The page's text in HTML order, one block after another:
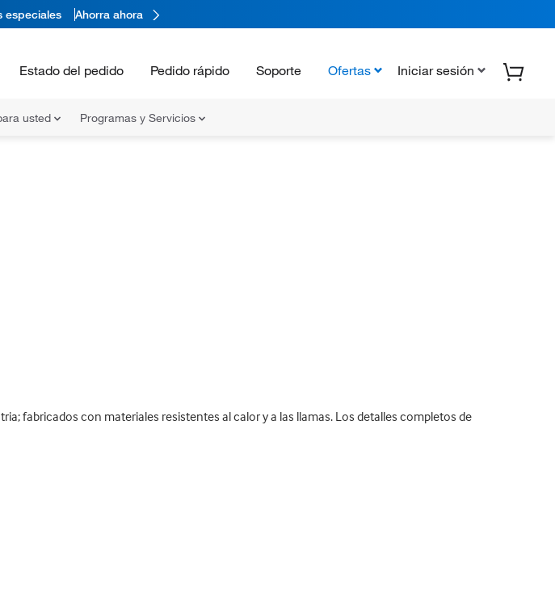
especiales Ahorra ahora
Estado del pedido Pedido rápido Soporte Ofertas Iniciar sesión
usted Programas y Servicios
fabricados con materiales resistentes al calor y a las llamas. Los detalles completos de